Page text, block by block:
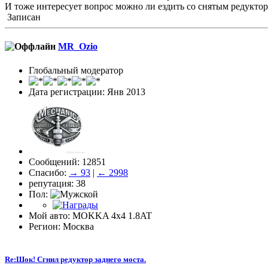
И тоже интересует вопрос можно ли ездить со снятым
Записан
MR_Ozio
Глобальный модератор
Дата регистрации: Янв 2013
Сообщений: 12851
Спасибо: → 93 | ← 2998
репутация: 38
Пол:
Мой авто: MOKKA 4x4 1.8AT
Регион: Москва
Re:Шок! Сгнил редуктор заднего моста.